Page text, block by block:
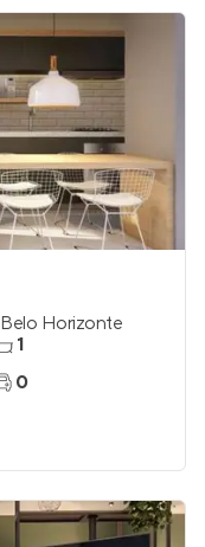
Belo Horizonte
1
0